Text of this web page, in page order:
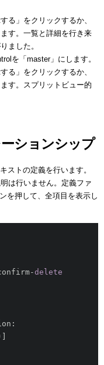
る」をクリックするか、
す。一覧と詳細を行き来
ました。
を「master」にします。
る」をクリックするか、
す。スプリットビュー的
ションシップ
ストの定義を行います。
は行いません。定義ファ
を押して、全項目を表示し
delete